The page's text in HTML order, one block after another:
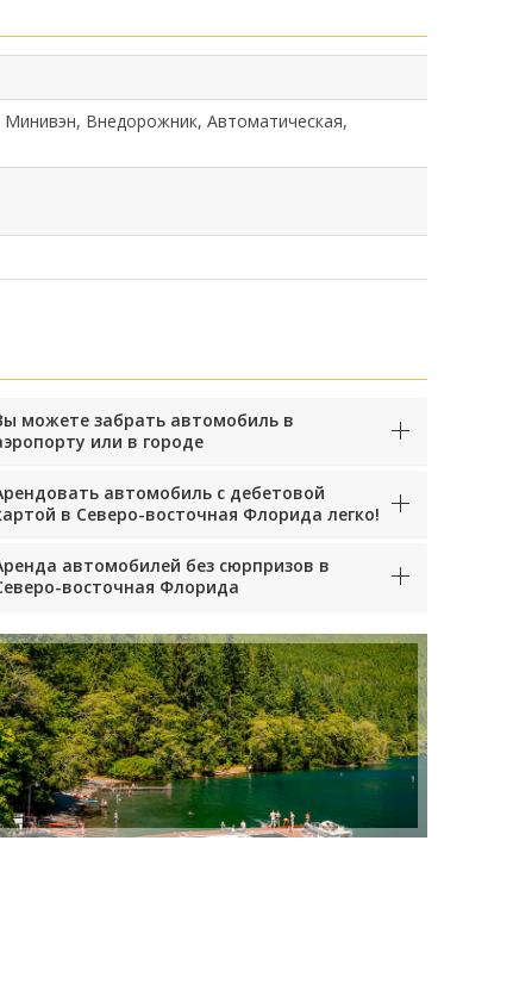
Внедорожник, Автоматическая,
можете забрать автомобиль в
или в городе
автомобиль с дебетовой
в Северо-восточная Флорида легко!
автомобилей без сюрпризов в
восточная Флорида